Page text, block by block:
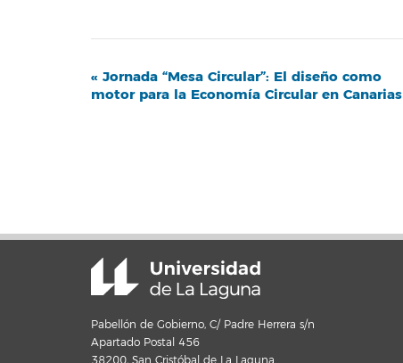
Navegación
del
« Jornada “Mesa Circular”: El diseño como
motor para la Economía Circular en Canarias
Pabellón de Gobierno, C/ Padre Herrera s/n
Apartado Postal 456